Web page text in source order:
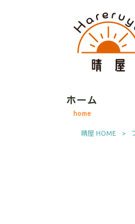
ホーム
home
晴屋 HOME >